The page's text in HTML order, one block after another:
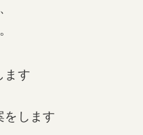
ます
をします